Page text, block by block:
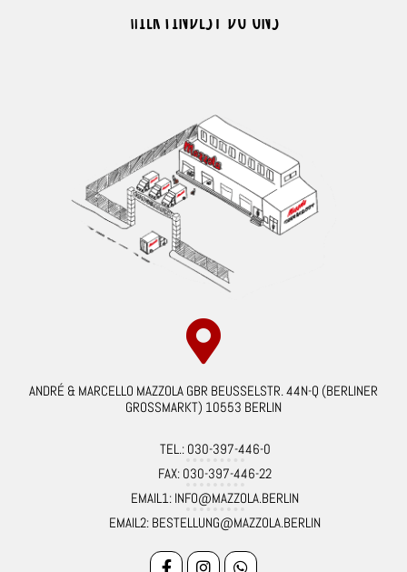
HIER FINDEST DU UNS
ANDRÉ & MARCELLO MAZZOLA GBR BEUSSELSTR. 44N-Q (BERLINER
GROSSMARKT) 10553 BERLIN
TEL.: 030-397-446-0
FAX: 030-397-446-22
EMAIL1: INFO@MAZZOLA.BERLIN
EMAIL2: BESTELLUNG@MAZZOLA.BERLIN